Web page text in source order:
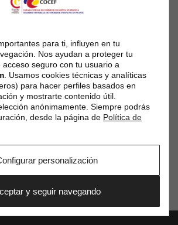
| Formación | Big Data | Desarrollo
o sugerencia, estamos a su
para ti, influyen en tu
Nos ayudan a proteger tu
acceso seguro con tu usuario a
. Usamos cookies técnicas y analíticas
para hacer perfiles basados en
y mostrarte contenido útil.
anónimamente. Siempre podrás
desde la página de Política de
personalización
y seguir navegando